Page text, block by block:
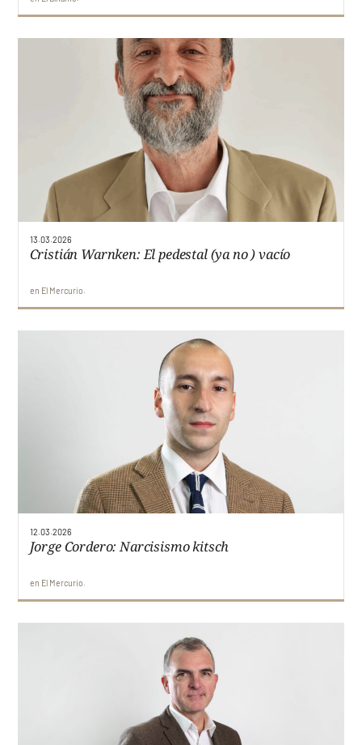
13.03.2026
Cristián Warnken: El pedestal (ya no ) vacío
en El Mercurio
12.03.2026
Jorge Cordero: Narcisismo kitsch
en El Mercurio